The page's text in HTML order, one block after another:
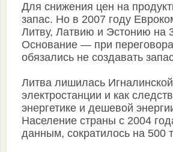
Для снижения цен на
запас. Но в 2007 году
Литву, Латвию и Эстонию на
Основание — при
обязались не создавать
Литва лишилась
электростанции и как
энергетике и дешевой
Население страны с 2004
данным, сократилось на 500